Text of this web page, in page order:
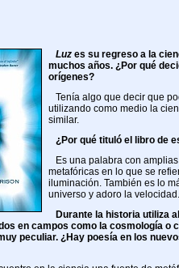
Luz es su regreso a la
muchos años. ¿Por qué
orígenes?
Tenía algo que decir que
utilizando como medio la
similar.
¿Por qué tituló el libro de
Es una palabra con
metafóricas en lo que se
iluminación. También es lo
universo y adoro la velocidad.
Durante la historia utiliza
en campos como la cosmología o
peculiar. ¿Hay poesía en los